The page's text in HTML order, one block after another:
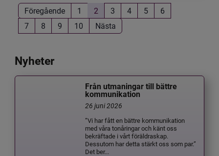
Föregående 1 2 3 4 5
6
7
8 9 10 Nästa
Nyheter
Från utmaningar till bättre
kommunikation
26 juni 2026
”Vi har fått en bättre kommunikation
med våra tonåringar och känt oss
bekräftade i vårt föräldraskap.
Dessutom har detta stärkt oss som par.”
Det ber...